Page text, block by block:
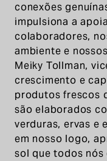
conexões
impulsiona a
colaboradores,
ambiente e
Meiky Tollman,
crescimento e
produtos frescos
são elaborados
verduras, ervas e
em nosso logo,
sol que todos nós